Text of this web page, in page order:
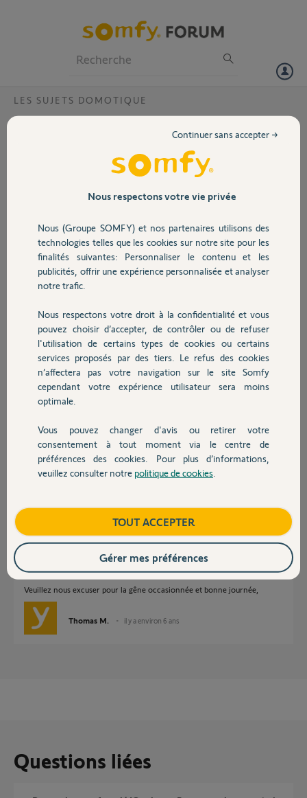
Volet
Sécurité
Domotique
Chauffage
Autres produits
Devis avec un pro
Contact
LES SUJETS DOMOTIQUE
Disfonctionnement box Tahoma ?
Hier plusieurs coupures de l'EDF et depuis toutes les commandes
générées par la box en Smart ou Agenda se soldent par : Une erreur
Toutes les commandes directes fonctionnent bien par l'interface PC
ou Android (scénario ou équipements)
Reset de la Box sans effet
Merci de votre aide
il y a environ 6 ans
Participer au fil de discussion
Réponses
Bonjour Henri,
En effet, nous avons identifié un défaut lié à la mise à jour concernant le
lancement des programmations. Nos équipes travaillent actuellement du
programmations ce qui aura pour effet de les resynchroniser avec nos
Si le problème persiste toujours, je vous invite à effectuer un RESET de
FAQ Vidéo : Comment effectuer un RESET de mon TaHoma ?
Veuillez nous excuser pour la gêne occasionnée et bonne journée,
Thomas M. il y a environ 6 ans
Questions liées
Nous respectons votre vie privée
Nous (Groupe SOMFY) et nos partenaires utilisons des
technologies telles que les cookies sur notre site pour les
finalités suivantes: Personnaliser le contenu et les
publicités, offrir une expérience personnalisée et analyser
notre trafic.
Nous respectons votre droit à la confidentialité et vous
pouvez choisir d’accepter, de contrôler ou de refuser
l'utilisation de certains types de cookies ou certains
services proposés par des tiers. Le refus des cookies
n’affectera pas votre navigation sur le site Somfy
cependant votre expérience utilisateur sera moins
optimale.
Vous pouvez changer d'avis ou retirer votre
consentement à tout moment via le centre de
préférences des cookies. Pour plus d’informations,
veuillez consulter notre politique de cookies
Continuer sans accepter →
TOUT ACCEPTER
Gérer mes préférences